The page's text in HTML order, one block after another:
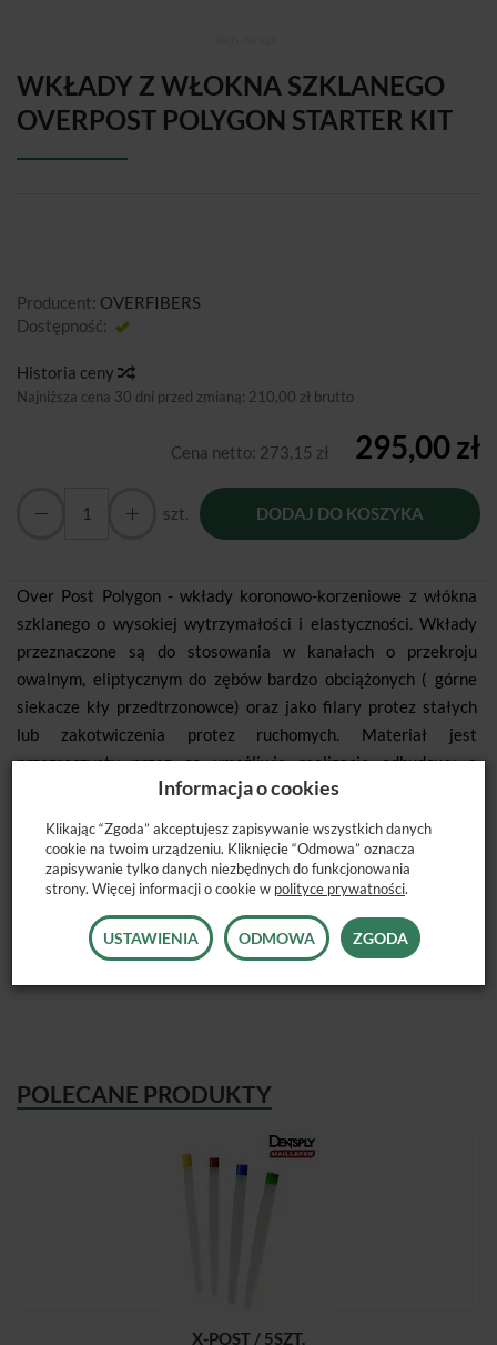
WKŁADY Z WŁOKNA SZKLANEGO
OVERPOST POLYGON STARTER KIT
Producent: OVERFIBERS
Dostępność:
Historia ceny
Najniższa cena 30 dni przed zmianą: 210,00 zł brutto
Cena netto: 273,15 zł 295,00 zł
szt. DODAJ DO KOSZYKA
Over Post Polygon - wkłady koronowo-korzeniowe z włókna
szklanego o wysokiej wytrzymałości i elastyczności. Wkłady
przeznaczone są do stosowania w kanałach o przekroju
owalnym, eliptycznym do zębów bardzo obciążonych ( górne
siekacze kły przedtrzonowce) oraz jako filary protez stałych
lub zakotwiczenia protez ruchomych. Materiał jest
przezroczysty przez co umożliwia realizację odbudowy o
wysokiej estetyce a przy tym dzięki odpornemu i elastycznemu
złamań wkładów korzeniowych. Wkłady nie wymagają
silanizacji, są widoczne w promieniach RTG i biokompatybilne.
Dostępne opakowanie: 3 x 3 szt.(rozmiar 1/2/3) + 3 wiertła
POLECANE PRODUKTY
X-POST / 5SZT.
Informacja o cookies
Klikając “Zgoda” akceptujesz zapisywanie wszystkich danych
cookie na twoim urządzeniu. Kliknięcie “Odmowa” oznacza
zapisywanie tylko danych niezbędnych do funkcjonowania
strony. Więcej informacji o cookie w polityce prywatności.
USTAWIENIA ODMOWA ZGODA